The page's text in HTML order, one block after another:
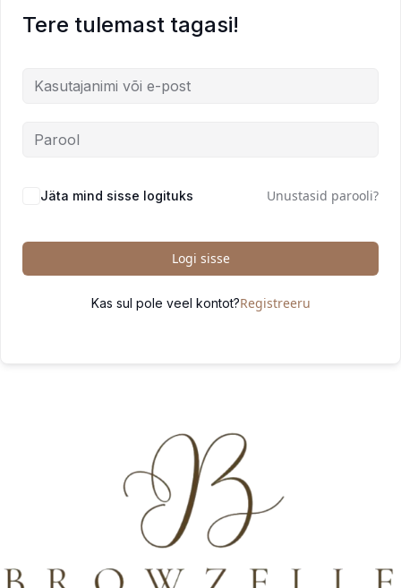
Tere tulemast tagasi!
Jäta mind sisse logituks Unustasid parooli?
Logi sisse
Kas sul pole veel kontot?Registreeru